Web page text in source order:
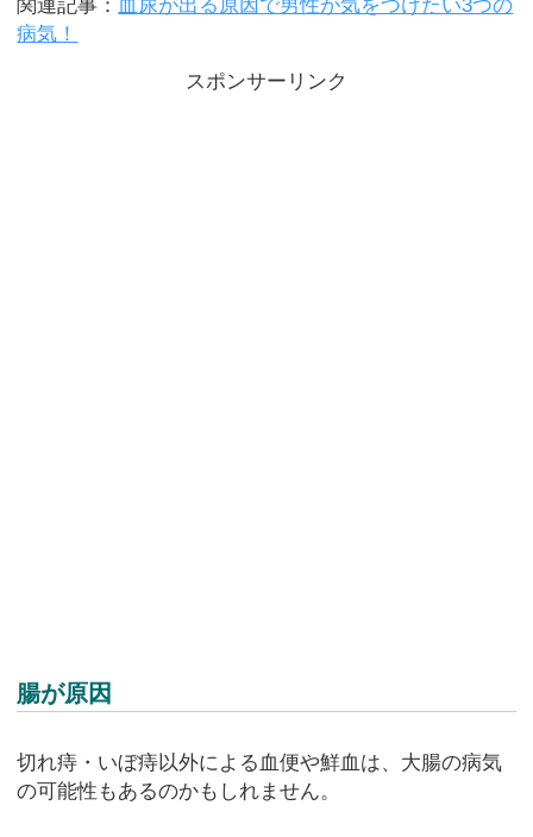
関連記事： 血尿が出る原因で男性が気をつけたい3つの
病気！
スポンサーリンク
腸が原因
切れ痔・いぼ痔以外による血便や鮮血は、大腸の病気
の可能性もあるのかもしれません。